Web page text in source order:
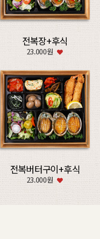
전복장+후식
23.000원
전복버터구이+후식
23.000원